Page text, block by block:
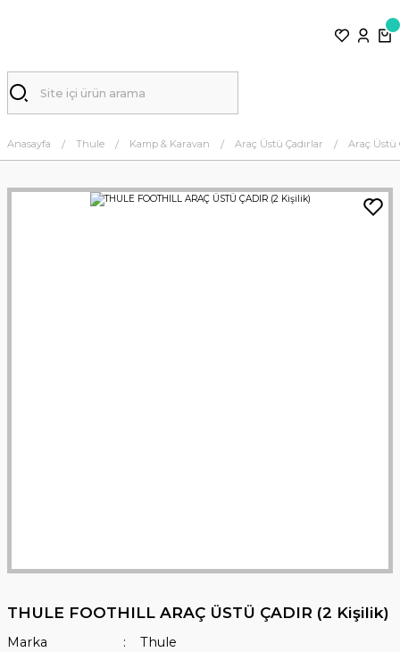
Anasayfa Thule Kamp & Karavan Araç Üstü Çadırlar Araç Üstü
THULE FOOTHILL ARAÇ ÜSTÜ ÇADIR (2 Kişilik)
Marka
Thule